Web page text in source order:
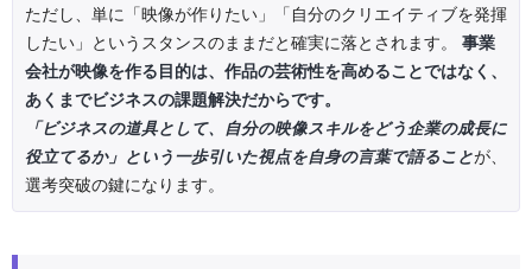
ただし、単に「映像が作りたい」「自分のクリエイティブを発揮
したい」というスタンスのままだと確実に落とされます。 事業
会社が映像を作る目的は、作品の芸術性を高めることではなく、
あくまでビジネスの課題解決だからです。
「ビジネスの道具として、自分の映像スキルをどう企業の成長に
役立てるか」という一歩引いた視点を自身の言葉で語ることが、
選考突破の鍵になります。